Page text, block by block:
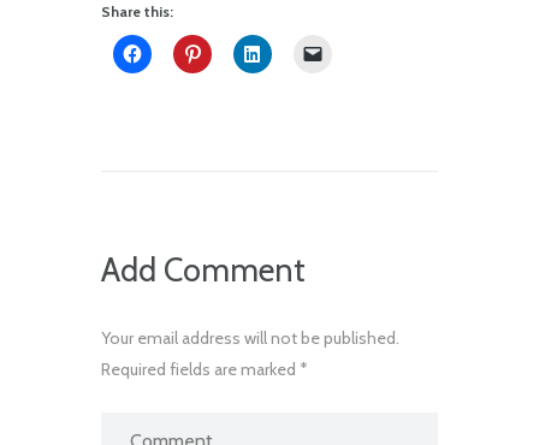
Share this:
Add Comment
Your email address will not be published.
Required fields are marked *